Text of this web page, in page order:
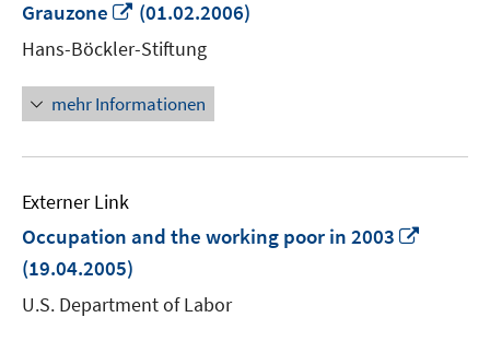
Grauzone
In
neuem
Fenster
öffnen
(01.02.2006)
Hans-Böckler-Stiftung
mehr Informationen
Externer Link
Occupation and the working poor in 2003
(19.04.2005)
U.S. Department of Labor